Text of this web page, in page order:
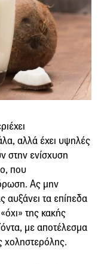
αλλά έχει υψηλές
στην ενίσχυση
που
Ας μην
αυξάνει τα επίπεδα
της κακής
με αποτέλεσμα
χοληστερόλης.